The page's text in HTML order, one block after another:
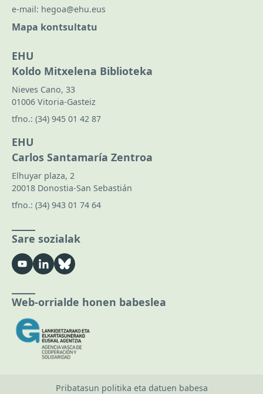
e-mail: hegoa@ehu.eus
Mapa kontsultatu
EHU
Koldo Mitxelena Biblioteka
Nieves Cano, 33
01006 Vitoria-Gasteiz
tfno.: (34) 945 01 42 87
EHU
Carlos Santamaría Zentroa
Elhuyar plaza, 2
20018 Donostia-San Sebastián
tfno.: (34) 943 01 74 64
Sare sozialak
Web-orrialde honen babeslea
Pribatasun politika eta datuen babesa